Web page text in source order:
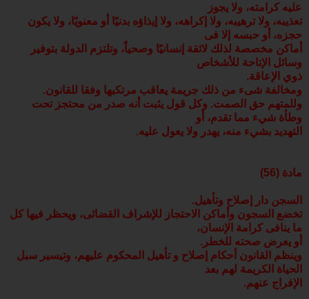
عليه كرامته، ولا يجوز
تعذيبه، ولا ترهيبه، ولا إكراهه، ولا إيذاؤه بدنيًا أو معنويًا، ولا يكون
حجزه، أو حبسه إلا فى
أماكن مخصصة لذلك لائقة إنسانيًا وصحياً، وتلتزم الدولة بتوفير
وسائل الإتاحة للأشخاص
ذوي الإعاقة.
ومخالفة شىء من ذلك جريمة يعاقب مرتكبها وفقا للقانون.
وللمتهم حق الصمت. وكل قول يثبت أنه صدر من محتجز تحت
وطأة شيء مما تقدم، أو
التهديد بشيء منه، يهدر ولا يعول عليه.
مادة (56)
السجن دار إصلاح وتأهيل.
تخضع السجون وأماكن الاحتجاز للإشراف القضائى، ويحظر فيها كل
ما ينافى كرامة الإنسان،
أو يعرض صحته للخطر.
وينظم القانون أحكام إصلاح و تأهيل المحكوم عليهم، وتيسير سبل
الحياة الكريمة لهم بعد
الإفراج عنهم.